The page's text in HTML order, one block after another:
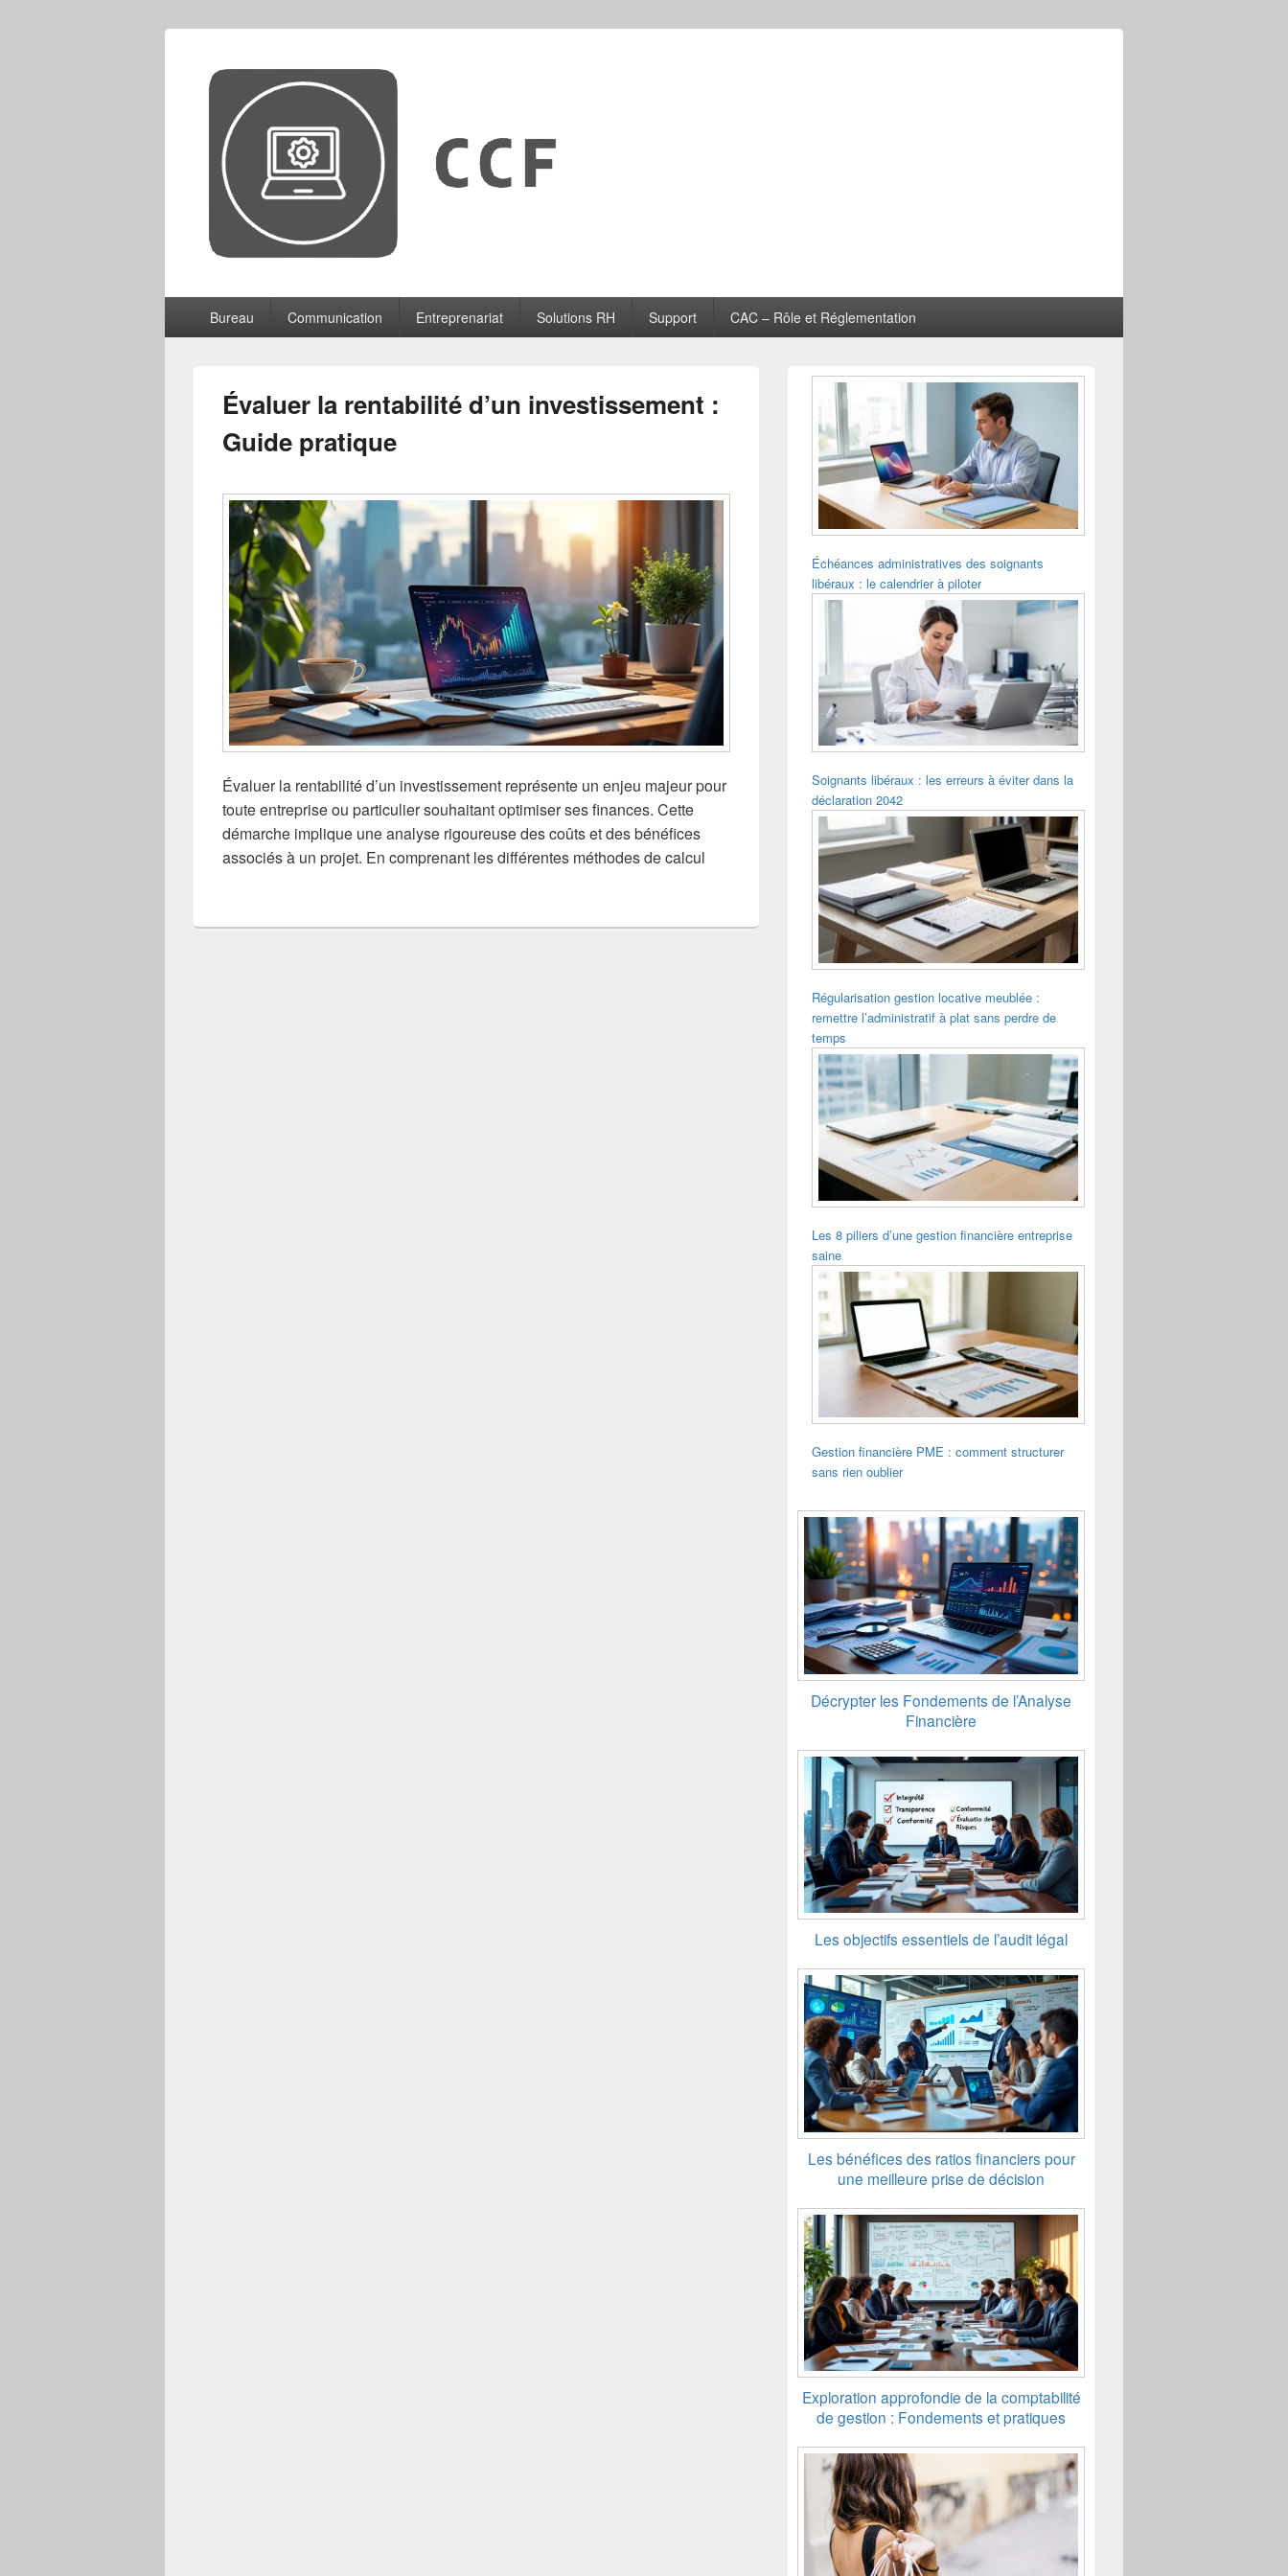
CCF
principalBureau Communication Entreprenariat Solutions RH Support CAC – Rôle et Réglementation
Évaluer la rentabilité d’un investissement :
Guide pratique
Évaluer la rentabilité d’un investissement représente un enjeu majeur pour
toute entreprise ou particulier souhaitant optimiser ses finances. Cette
démarche implique une analyse rigoureuse des coûts et des bénéfices
associés à un projet. En comprenant les différentes méthodes de calcul
Zone
principale
widget
latérale
Échéances administratives des soignants
libéraux : le calendrier à piloter
Soignants libéraux : les erreurs à éviter dans la
déclaration 2042
Régularisation gestion locative meublée :
remettre l’administratif à plat sans perdre de
temps
Les 8 piliers d’une gestion financière entreprise
saine
Gestion financière PME : comment structurer
sans rien oublier
Décrypter les Fondements de l’Analyse
Financière
Les objectifs essentiels de l’audit légal
Les bénéfices des ratios financiers pour
une meilleure prise de décision
Exploration approfondie de la comptabilité
de gestion : Fondements et pratiques